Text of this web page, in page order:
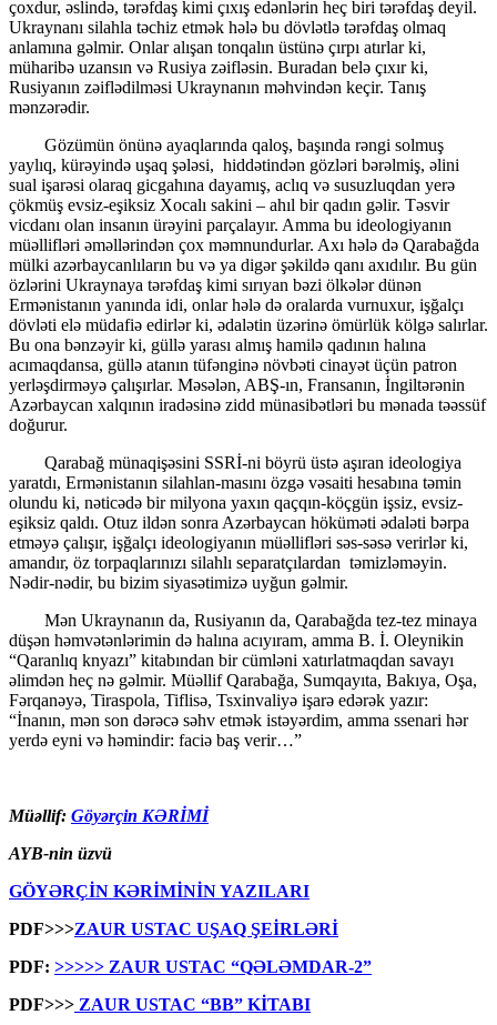
çoxdur, əslində, tərəfdaş kimi çıxış edənlərin heç biri tərəfdaş deyil.
Ukraynanı silahla təchiz etmək hələ bu dövlətlə tərəfdaş olmaq
anlamına gəlmir. Onlar alışan tonqalın üstünə çırpı atırlar ki,
müharibə uzansın və Rusiya zəifləsin. Buradan belə çıxır ki,
Rusiyanın zəiflədilməsi Ukraynanın məhvindən keçir. Tanış
mənzərədir.
Gözümün önünə ayaqlarında qaloş, başında rəngi solmuş
yaylıq, kürəyində uşaq şələsi, hiddətindən gözləri bərəlmiş, əlini
sual işarəsi olaraq gicgahına dayamış, aclıq və susuzluqdan yerə
çökmüş evsiz-eşiksiz Xocalı sakini – ahıl bir qadın gəlir. Təsvir
vicdanı olan insanın ürəyini parçalayır. Amma bu ideologiyanın
müəllifləri əməllərindən çox məmnundurlar. Axı hələ də Qarabağda
mülki azərbaycanlıların bu və ya digər şəkildə qanı axıdılır. Bu gün
özlərini Ukraynaya tərəfdaş kimi sırıyan bəzi ölkələr dünən
Ermənistanın yanında idi, onlar hələ də oralarda vurnuxur, işğalçı
dövləti elə müdafiə edirlər ki, ədalətin üzərinə ömürlük kölgə salırlar.
Bu ona bənzəyir ki, güllə yarası almış hamilə qadının halına
acımaqdansa, güllə atanın tüfənginə növbəti cinayət üçün patron
yerləşdirməyə çalışırlar. Məsələn, ABŞ-ın, Fransanın, İngiltərənin
Azərbaycan xalqının iradəsinə zidd münasibətləri bu mənada təəssüf
doğurur.
Qarabağ münaqişəsini SSRİ-ni böyrü üstə aşıran ideologiya
yaratdı, Ermənistanın silahlan-masını özgə vəsaiti hesabına təmin
olundu ki, nəticədə bir milyona yaxın qaçqın-köçgün işsiz, evsiz-
eşiksiz qaldı. Otuz ildən sonra Azərbaycan höküməti ədaləti bərpa
etməyə çalışır, işğalçı ideologiyanın müəllifləri səs-səsə verirlər ki,
amandır, öz torpaqlarınızı silahlı separatçılardan təmizləməyin.
Nədir-nədir, bu bizim siyasətimizə uyğun gəlmir.
Mən Ukraynanın da, Rusiyanın da, Qarabağda tez-tez minaya
düşən həmvətənlərimin də halına acıyıram, amma B. İ. Oleynikin
“Qaranlıq knyazı” kitabından bir cümləni xatırlatmaqdan savayı
əlimdən heç nə gəlmir. Müəllif Qarabağa, Sumqayıta, Bakıya, Oşa,
Fərqanəyə, Tiraspola, Tiflisə, Tsxinvaliyə işarə edərək yazır:
“İnanın, mən son dərəcə səhv etmək istəyərdim, amma ssenari hər
yerdə eyni və həmindir: faciə baş verir…”
Müəllif: Göyərçin KƏRİMİ
AYB-nin üzvü
GÖYƏRÇİN KƏRİMİNİN YAZILARI
PDF>>>ZAUR USTAC UŞAQ ŞEİRLƏRİ
PDF: >>>>> ZAUR USTAC “QƏLƏMDAR-2”
PDF>>> ZAUR USTAC “BB” KİTABI